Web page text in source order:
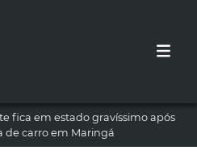
fica em estado gravíssimo após
de carro em Maringá